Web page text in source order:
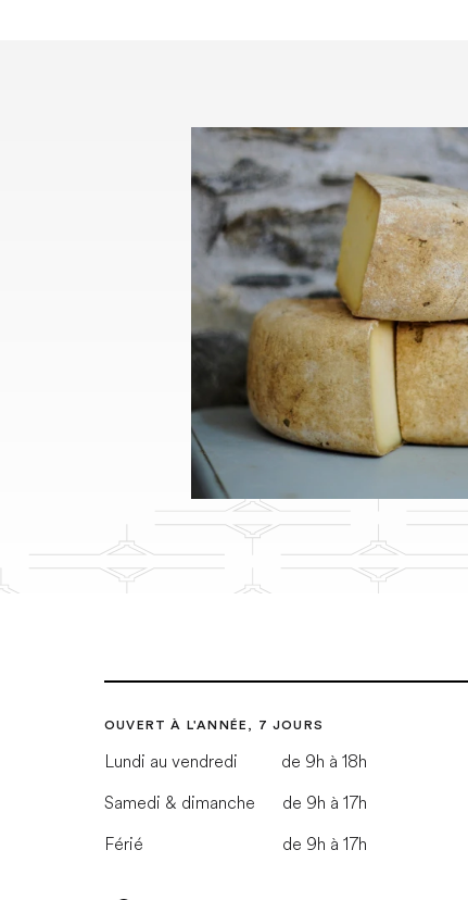
OUVERT À L'ANNÉE, 7 JOURS
Lundi au vendredi
de 9h à 18h
Samedi & dimanche
de 9h à 17h
Férié
de 9h à 17h